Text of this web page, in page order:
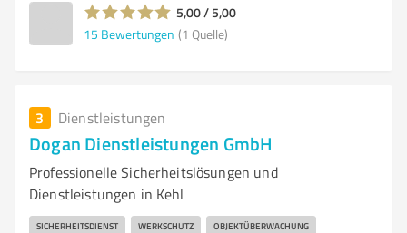
5,00 / 5,00
15 Bewertungen (1 Quelle)
3 Dienstleistungen
Dogan Dienstleistungen GmbH
Professionelle Sicherheitslösungen und
Dienstleistungen in Kehl
SICHERHEITSDIENST WERKSCHUTZ OBJEKTÜBERWACHUNG